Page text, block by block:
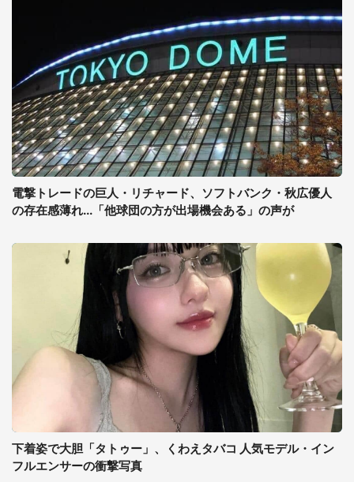
電撃トレードの巨人・リチャード、ソフトバンク・秋広優人
の存在感薄れ...「他球団の方が出場機会ある」の声が
下着姿で大胆「タトゥー」、くわえタバコ 人気モデル・イン
フルエンサーの衝撃写真